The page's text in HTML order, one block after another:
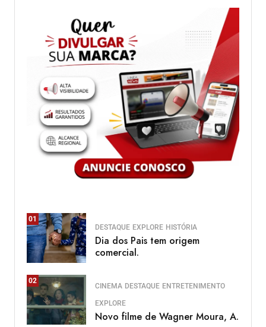
01
DESTAQUE EXPLORE HISTÓRIA
Dia dos Pais tem origem
comercial.
02
CINEMA DESTAQUE ENTRETENIMENTO
EXPLORE
Novo filme de Wagner Moura, A.